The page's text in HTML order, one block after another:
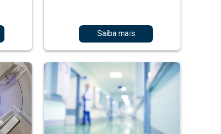
Saiba mais